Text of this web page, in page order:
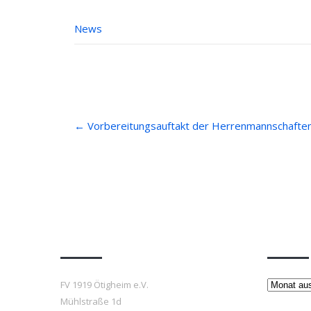
News
navigation
← Vorbereitungsauftakt der
FV 1919 Ötigheim e.V.
Mühlstraße 1d
Beiträge